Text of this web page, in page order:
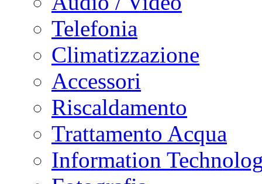
Telefonia
Climatizzazione
Accessori
Riscaldamento
Trattamento Acqua
Information